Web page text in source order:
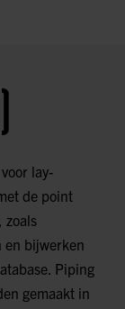
lay-
de point
zoals
en bijwerken
Piping
gemaakt in